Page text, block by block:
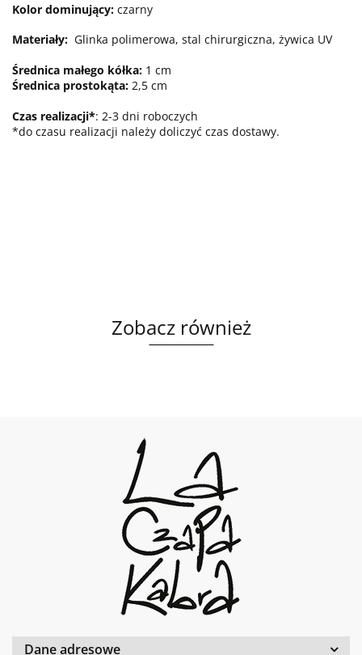
Kolor dominujący: czarny
Materiały: Glinka polimerowa, stal chirurgiczna, żywica UV
Średnica małego kółka: 1 cm
Średnica prostokąta: 2,5 cm
Czas realizacji*: 2-3 dni roboczych
*do czasu realizacji należy doliczyć czas dostawy.
Zobacz również
Dane adresowe